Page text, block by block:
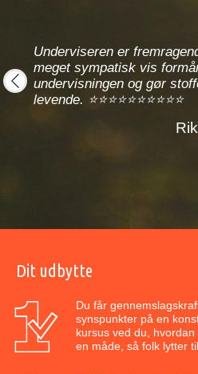
os
Underviseren er
meget sympatisk vis
undervisningen og gør
levende. ⭐⭐⭐⭐⭐⭐⭐⭐⭐⭐
Dit udbytte
Du får
synspunkter på en
kursus ved du,
en måde, så folk lytter